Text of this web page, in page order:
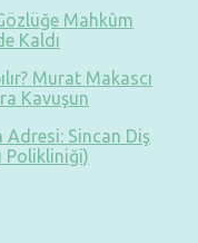
Mahkûm
Kaldı
Murat Makascı
Kavuşun
Adresi: Sincan Diş
Polikliniği)